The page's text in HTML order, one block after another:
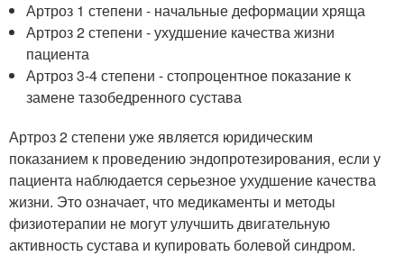
Артроз 1 степени - начальные деформации хряща
Артроз 2 степени - ухудшение качества жизни
пациента
Артроз 3-4 степени - стопроцентное показание к
замене тазобедренного сустава
Артроз 2 степени уже является юридическим
показанием к проведению эндопротезирования, если у
пациента наблюдается серьезное ухудшение качества
жизни. Это означает, что медикаменты и методы
физиотерапии не могут улучшить двигательную
активность сустава и купировать болевой синдром.